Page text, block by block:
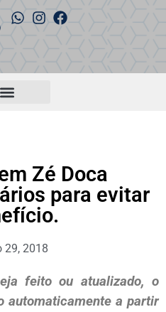
Zé Doca
para evitar
29, 2018
feito ou atualizado, o
automaticamente a partir